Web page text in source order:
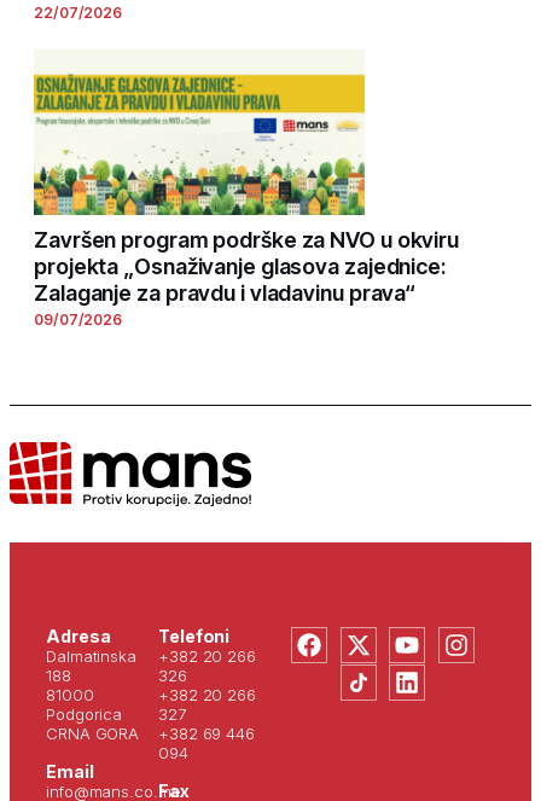
22/07/2026
Završen program podrške za NVO u okviru
projekta „Osnaživanje glasova zajednice:
Zalaganje za pravdu i vladavinu prava“
09/07/2026
Adresa
Dalmatinska
188
81000
Podgorica
CRNA GORA
Email
info@mans.co.me
Telefoni
+382 20 266
326
+382 20 266
327
+382 69 446
094
Fax